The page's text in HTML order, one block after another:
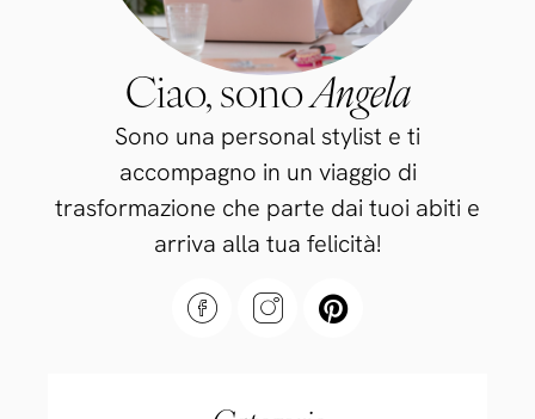
Ciao, sonoAngela
Sono una personal stylist e ti
accompagno in un viaggio di
trasformazione che parte dai tuoi abiti e
arriva alla tua felicità!